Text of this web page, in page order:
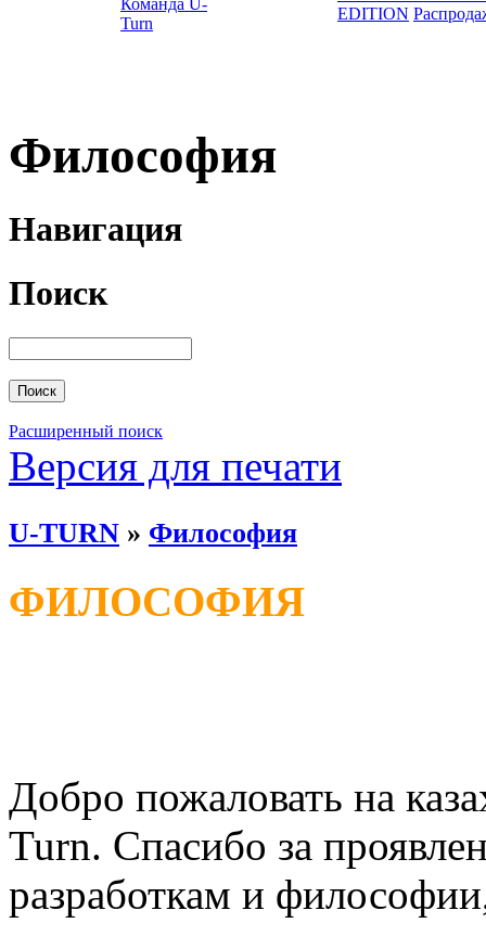
Команда U-
Turn
EDITION
Философия
Навигация
Поиск
Расширенный поиск
Версия для печати
U-TURN » Философия
ФИЛОСОФИЯ
Добро пожаловать на
Turn. Спасибо за
разработкам и